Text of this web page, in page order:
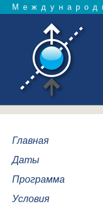
Главная
Даты
Программа
Условия